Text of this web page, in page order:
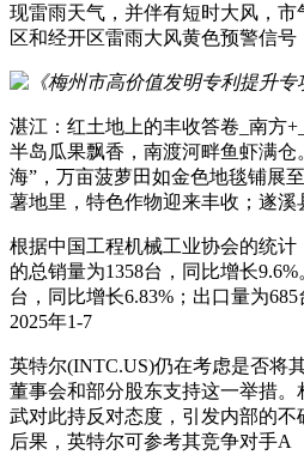
现雷雨天气，并伴有短时大风，
区和经开区雷雨大风黄色预警信号
湛江：红土地上的丰收答卷_南方
半岛瓜果飘香，南渡河畔鱼虾满仓
海”，万亩菠萝田如金色地毯铺展
薯地里，特色作物迎来丰收；遂溪
根据中国工程机械工业协会的统计
的总销量为1358台，同比增长
台，同比增长6.83%；出口量为
2025年1-7
英特尔(INTC.US)仍在考虑是否将
董事会和部分股东支持这一举措
武对此持反对态度，引发内部的
后果，英特尔可参考其竞争对手A